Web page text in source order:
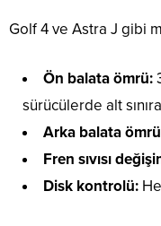
Golf 4 ve Astra J gibi
Ön balata ömrü:
sürücülerde alt
Arka balata
Fren sıvısı
Disk kontrolü: